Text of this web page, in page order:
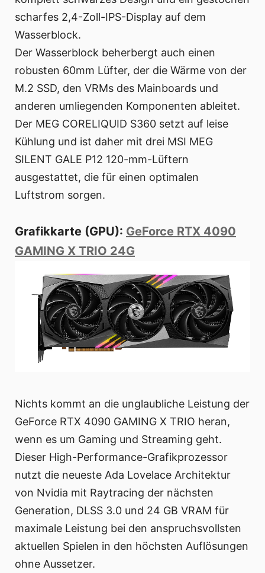
scharfes 2,4-Zoll-IPS-Display auf dem
Wasserblock.
Der Wasserblock beherbergt auch einen
robusten 60mm Lüfter, der die Wärme von der
M.2 SSD, den VRMs des Mainboards und
anderen umliegenden Komponenten ableitet.
Der MEG CORELIQUID S360 setzt auf leise
Kühlung und ist daher mit drei MSI MEG
SILENT GALE P12 120-mm-Lüftern
ausgestattet, die für einen optimalen
Luftstrom sorgen.
Grafikkarte (GPU): GeForce RTX 4090
GAMING X TRIO 24G
Nichts kommt an die unglaubliche Leistung der
GeForce RTX 4090 GAMING X TRIO heran,
wenn es um Gaming und Streaming geht.
Dieser High-Performance-Grafikprozessor
nutzt die neueste Ada Lovelace Architektur
von Nvidia mit Raytracing der nächsten
Generation, DLSS 3.0 und 24 GB VRAM für
maximale Leistung bei den anspruchsvollsten
aktuellen Spielen in den höchsten Auflösungen
ohne Aussetzer.